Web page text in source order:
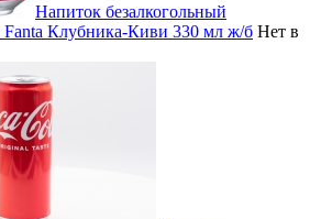
Напиток безалкогольный
Fanta Клубника-Киви 330 мл ж/б Нет в